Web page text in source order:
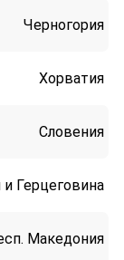
Черногория
Хорватия
Словения
и Герцеговина
Македония